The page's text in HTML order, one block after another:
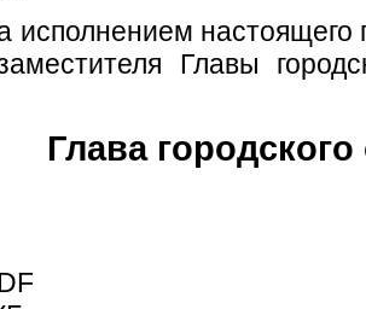
исполнением настоящего
Главы
Глава городского